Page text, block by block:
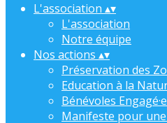
L'association ▴▾
L'association
Notre équipe
Nos actions ▴▾
Préservation des
Education à la
Bénévoles
Manifeste pour